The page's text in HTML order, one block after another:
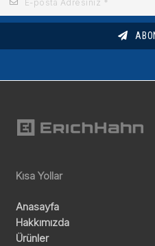
Kısa Yollar
Anasayfa
Hakkımızda
Ürünler